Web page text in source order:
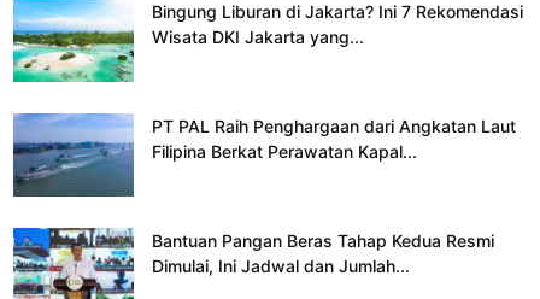
Bingung Liburan di Jakarta? Ini 7 Rekomendasi
Wisata DKI Jakarta yang...
PT PAL Raih Penghargaan dari Angkatan Laut
Filipina Berkat Perawatan Kapal...
Bantuan Pangan Beras Tahap Kedua Resmi
Dimulai, Ini Jadwal dan Jumlah...